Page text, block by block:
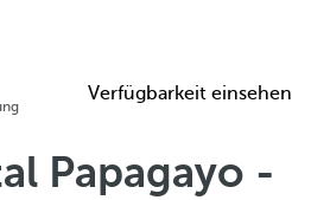
ansehen
Verfügbarkeit einsehen
Papagayo -